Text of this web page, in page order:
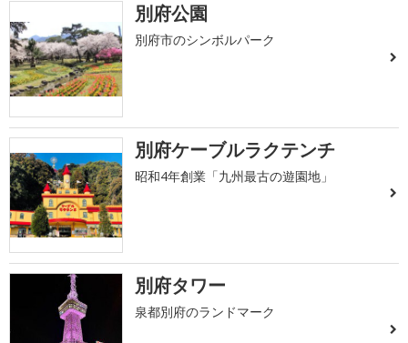
別府公園
別府市のシンボルパーク
別府ケーブルラクテンチ
昭和4年創業「九州最古の遊園地」
別府タワー
泉都別府のランドマーク